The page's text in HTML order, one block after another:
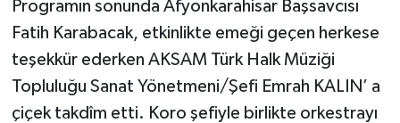
Programın sonunda Afyonkarahisar Başsavcısı
Fatih Karabacak, etkinlikte emeği geçen herkese
teşekkür ederken AKSAM Türk Halk Müziği
Topluluğu Sanat Yönetmeni/Şefi Emrah KALIN’ a
çiçek takdîm etti. Koro şefiyle birlikte orkestrayı